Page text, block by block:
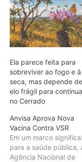
Ela parece feita para
sobreviver ao fogo e à
seca, mas depende
elo frágil para
no Cerrado
Anvisa Aprova Nova
Vacina Contra VSR
Em um marco
para a saúde pública,
Agência Nacional de